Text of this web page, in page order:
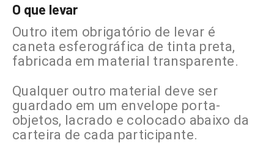
O que levar
Outro item obrigatório de levar é
caneta esferográfica de tinta preta,
fabricada em material transparente.
Qualquer outro material deve ser
guardado em um envelope porta-
objetos, lacrado e colocado abaixo da
carteira de cada participante.